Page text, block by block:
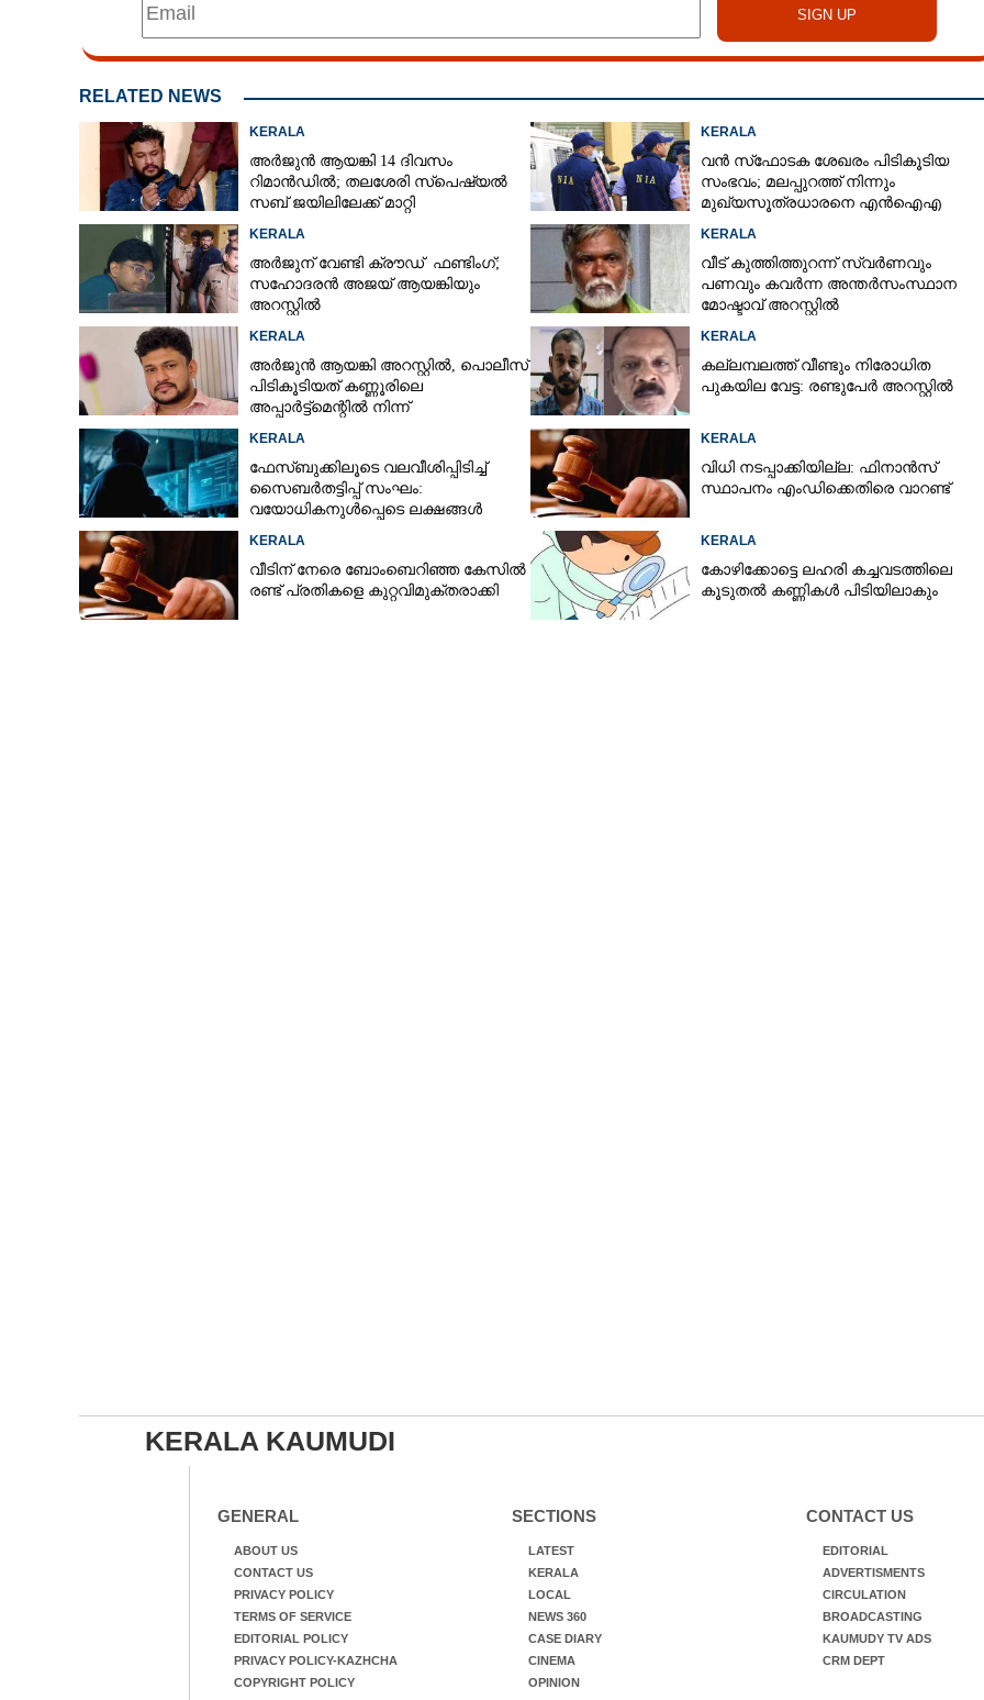
RELATED NEWS
KERALA
അർജുൻ ആയങ്കി 14 ദിവസം
റിമാൻഡിൽ; തലശേരി സ്‌പെഷ്യൽ
സബ് ജയിലിലേക്ക് മാറ്റി
KERALA
വൻ സ്‌ഫോടക ശേഖരം പിടികൂടിയ
സംഭവം; മലപ്പുറത്ത് നിന്നും
മുഖ്യസൂത്രധാരനെ എൻഐഎ
KERALA
അർജുന് വേണ്ടി ക്രൗഡ് ഫണ്ടിംഗ്;
സഹോദരൻ അജയ് ആയങ്കിയും
അറസ്റ്റിൽ
KERALA
വീട് കുത്തിത്തുറന്ന് സ്വർണവും
പണവും കവർന്ന അന്തർസംസ്ഥാന
മോഷ്ടാവ് അറസ്റ്റിൽ
KERALA
അർജുൻ ആയങ്കി അറസ്റ്റിൽ, പൊലീസ്
പിടികൂടിയത് കണ്ണൂരിലെ
അപ്പാർട്ട്‌മെന്റിൽ നിന്ന്
KERALA
കല്ലമ്പലത്ത് വീണ്ടും നിരോധിത
പുകയില വേട്ട: രണ്ടുപേർ അറസ്റ്റിൽ
KERALA
ഫേസ്ബുക്കിലൂടെ വലവീശിപ്പിടിച്ച്
സൈബർതട്ടിപ്പ് സംഘം:
വയോധികനുൾപ്പെടെ ലക്ഷങ്ങൾ
KERALA
വിധി നടപ്പാക്കിയില്ല: ഫിനാൻസ്
സ്ഥാപനം എംഡിക്കെതിരെ വാറണ്ട്
KERALA
വീടിന് നേരെ ബോംബെറിഞ്ഞ കേസിൽ
രണ്ട് പ്രതികളെ കുറ്റവിമുക്തരാക്കി
KERALA
കോഴിക്കോട്ടെ ലഹരി കച്ചവടത്തിലെ
കൂടുതൽ കണ്ണികൾ പിടിയിലാകും
KERALA KAUMUDI
GENERAL
ABOUT US
CONTACT US
PRIVACY POLICY
TERMS OF SERVICE
EDITORIAL POLICY
PRIVACY POLICY-KAZHCHA
COPYRIGHT POLICY
SECTIONS
LATEST
KERALA
LOCAL
NEWS 360
CASE DIARY
CINEMA
OPINION
CONTACT US
EDITORIAL
ADVERTISMENTS
CIRCULATION
BROADCASTING
KAUMUDY TV ADS
CRM DEPT
ലഹരിക്കേസിൽ കുടുക്കുമെന്ന് ഭീഷണി,
ഡോക്ടറിൽ നിന്ന് 1.5 ലക്ഷം തട്ടിയ
പൊലീസുകാരനെതിരെ കേസ്